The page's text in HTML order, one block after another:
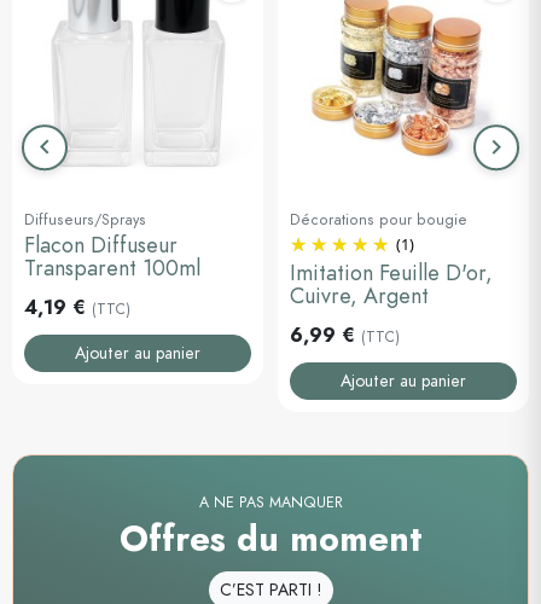
Précédent
keyboard_arrow_left
Diffuseurs/Sprays
Flacon Diffuseur
Transparent 100ml
4,19 € (TTC)
Ajouter au panier
Décorations pour bougie
(1)
Imitation Feuille D'or,
Cuivre, Argent
6,99 € (TTC)
Ajouter au panier
keyboard_arrow_right
A NE PAS MANQUER
Offres du moment
C’EST PARTI !